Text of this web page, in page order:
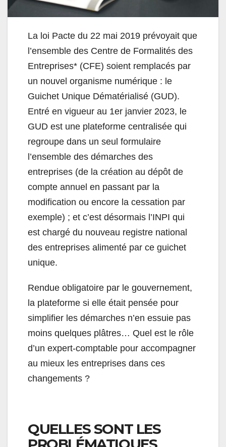
La loi Pacte du 22 mai 2019 prévoyait que
l’ensemble des Centre de Formalités des
Entreprises* (CFE) soient remplacés par
un nouvel organisme numérique : le
Guichet Unique Dématérialisé (GUD).
Entré en vigueur au 1er janvier 2023, le
GUD est une plateforme centralisée qui
regroupe dans un seul formulaire
l’ensemble des démarches des
entreprises (de la création au dépôt de
compte annuel en passant par la
modification ou encore la cessation par
exemple) ; et c’est désormais l’INPI qui
est chargé du nouveau registre national
des entreprises alimenté par ce guichet
unique.
Rendue obligatoire par le gouvernement,
la plateforme si elle était pensée pour
simplifier les démarches n’en essuie pas
moins quelques plâtres… Quel est le rôle
d’un expert-comptable pour accompagner
au mieux les entreprises dans ces
changements ?
QUELLES SONT LES